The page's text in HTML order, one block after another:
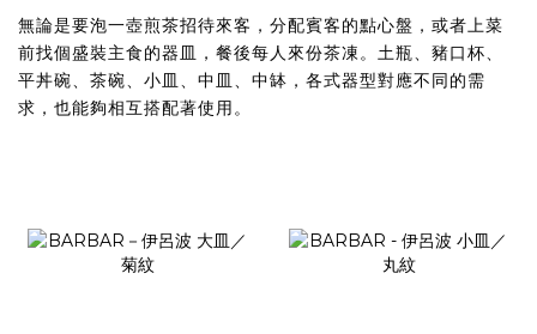
無論是要泡一壺煎茶招待來客，分配賓客的點心盤， 或者上菜
前找個盛裝主食的器皿，餐後每人來份茶凍。 土瓶、豬口杯、
平丼碗、茶碗、小皿、中皿、中缽，各式器型對應不同的需
求，也能夠相互搭配著使用。